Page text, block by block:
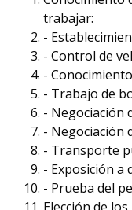
trabajar:
-
- Control de
-
- Trabajo de
- Negociación
- Negociación
- Transporte
- Exposición a
- Prueba del
Elección de